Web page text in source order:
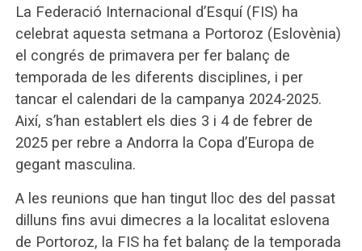
La Federació Internacional d’Esquí (FIS) ha
celebrat aquesta setmana a Portoroz (Eslovènia)
el congrés de primavera per fer balanç de
temporada de les diferents disciplines, i per
tancar el calendari de la campanya 2024-2025.
Així, s’han establert els dies 3 i 4 de febrer de
2025 per rebre a Andorra la Copa d’Europa de
gegant masculina.
A les reunions que han tingut lloc des del passat
dilluns fins avui dimecres a la localitat eslovena
de Portoroz, la FIS ha fet balanç de la temporada